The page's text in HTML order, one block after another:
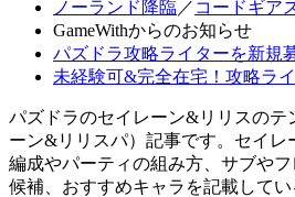
ノーランド降臨／ コードギア
GameWithからのお知らせ
パズドラ攻略ライターを新規
未経験可&完全在宅！攻略ラ
パズドラのセイレーン&リリスのテ
ーン&リリスパ）記事です。セイレ
編成やパーティの組み方、サブやフ
候補、おすすめキャラを記載してい